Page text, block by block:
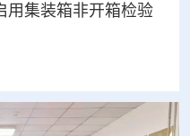
用集装箱非开箱检验